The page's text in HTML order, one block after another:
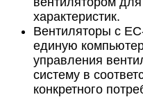
характеристик.
Вентиляторы с
единую
управления
систему в
конкретного